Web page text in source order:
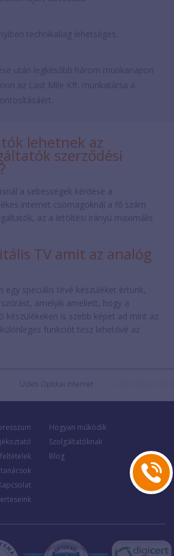
lehetnek az
szerződési
a sebességek kérdése a
internet csomagoknál a fő szám
az a letöltési irányú maximális
TV amit az analóg
egy speciális tévé készüléket értünk,
amelyik amellett, hogy a
készülékeken is szebb képet ad mint az
funkciót tesz lehetővé az
Üzleti Optikai internet
Hogyan működik
Szolgáltatóknak
Blog